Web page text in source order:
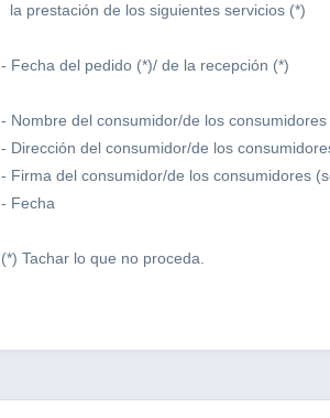
la prestación de los siguientes servicios (*)
- Fecha del pedido (*)/ de la recepción (*)
- Nombre del consumidor/de los consumidores
- Dirección del consumidor/de los
- Firma del consumidor/de los consumidores
- Fecha
(*) Tachar lo que no proceda.